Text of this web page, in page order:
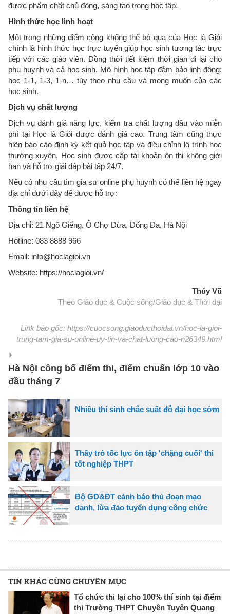
được phẩm chất chủ động, sáng tạo trong học tập.
Hình thức học linh hoạt
Một trong những điểm cộng không thể bỏ qua của Học là Giỏi
chính là hình thức học trực tuyến giúp học sinh tương tác trực
tiếp với các giáo viên. Đồng thời tiết kiệm thời gian đi lại cho
phụ huynh và cả học sinh. Mô hình học tập đảm bảo linh động:
học 1-1, 1-3, 1-n… tùy theo nhu cầu và mong muốn của các
học sinh.
Dịch vụ chất lượng
Dịch vụ đánh giá năng lực, kiểm tra chất lượng đầu vào miễn
phí tại Học là Giỏi được đánh giá cao. Trung tâm cũng thực
hiện báo cáo định kỳ kết quả học tập và điều chỉnh lộ trình học
thường xuyên. Học sinh được cấp tài khoản ôn thi không giới
hạn và hỗ trợ giải đáp bài tập 24/7.
Nếu có nhu cầu tìm gia sư online phụ huynh có thể liên hệ ngay
địa chỉ dưới đây để được hỗ trợ:
Thông tin liên hệ
Địa chỉ: 21 Ngõ Giếng, Ô Chợ Dừa, Đống Đa, Hà Nội
Hotline: 083 8888 966
Email: info@hoclagioi.vn
Website: https://hoclagioi.vn/
Thúy Vũ
Theo Giáo dục & Cuộc sống/Giáo dục & Thời đại
Link báo gốc: https://cuocsong.giaoducthoidai.vn/hoc-la-gioi-
trung-tam-gia-su-online-uy-tin-va-chat-luong-cao-n26349.html
Hà Nội công bố điểm thi, điểm chuẩn lớp 10 vào
đầu tháng 7
Nhiều thí sinh chắc suất đỗ đại học sớm
Thầy trò tốc lực ôn tập 'chặng cuối' thi
tốt nghiệp THPT
Bộ GD&ĐT cảnh báo thủ đoạn mạo
danh, lừa đảo tuyển dụng công chức
TIN KHÁC CÙNG CHUYÊN MỤC
Tổ chức thi lại cho 100% thí sinh tại điểm
thi Trường THPT Chuyên Tuyên Quang